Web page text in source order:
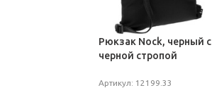
Рюкзак Nock, черный с
черной стропой
Артикул: 12199.33